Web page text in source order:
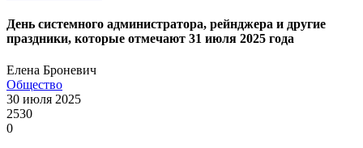
День системного администратора, рейнджера и другие
праздники, которые отмечают 31 июля 2025 года
Елена Броневич
Общество
30 июля 2025
2530
0